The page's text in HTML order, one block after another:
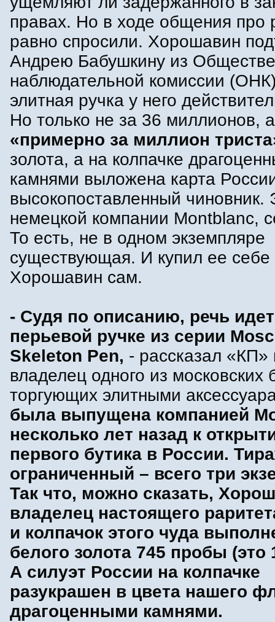
правах. Но в ходе общения про
равно спросили. Хорошавин
Андрею Бабушкину из
наблюдательной комиссии
элитная ручка у него
Но только не за 36 миллионов, а
«примерно за миллион
золота, а на колпачке
камнями выложена карта
высокопоставленный чиновник.
немецкой компании Montblanc,
То есть, не в одном экземпляре
существующая. И купил ее себе
Хорошавин сам.
- Судя по описанию, речь
перьевой ручке из серии
Skeleton Pen, - рассказал «КП»
владелец одного из московских
торгующих элитными
была выпущена компанией
несколько лет назад к
первого бутика в России.
ограниченный – всего три
Так что, можно сказать,
владелец настоящего
и колпачок этого чуда
белого золота 745 пробы (это
А силуэт России на колпачке
разукрашен в цвета нашего
драгоценными камнями.